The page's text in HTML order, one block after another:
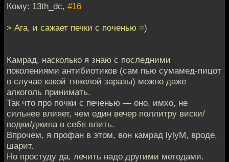
Кому: 13th_dc, #16
> Ага, и сажает печки с поченью =)
Камрад, насколько я знаю с последними
поколениями антибиотиков (сам пью сумамед-пицот
в случае какой тяжелой заразы) можно даже
алкоголь принимать.
Так что про почки с печенью — оно, имхо, не
сильнее влияет, чем один вечер поллитру виски/
водки/джина в себя влить.
Впрочем, я профан в этом, вон камрад lylyM, вроде,
шарит.
Но простуду да, лечить надо другими методами.